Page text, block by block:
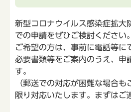
新型コロナウイルス感染症拡大
での申請をぜひご検討ください。
ご希望の方は、事前に電話等に
必要書類等をご案内のうえ、申
す。
（郵送での対応が困難な場合も
限り対応いたします。まずはご